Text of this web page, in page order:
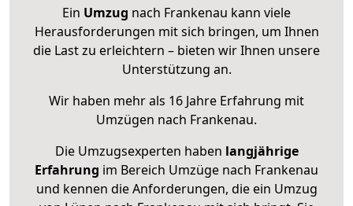
Ein Umzug nach Frankenau kann viele
Herausforderungen mit sich bringen, um Ihnen
die Last zu erleichtern – bieten wir Ihnen unsere
Unterstützung an.
Wir haben mehr als 16 Jahre Erfahrung mit
Umzügen nach Frankenau.
Die Umzugsexperten haben langjährige
Erfahrung im Bereich Umzüge nach Frankenau
und kennen die Anforderungen, die ein Umzug